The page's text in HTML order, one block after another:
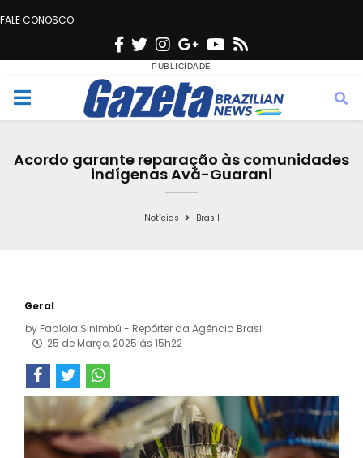
FALE CONOSCO
F
c
e
o
o
T
w
i
t
e
n
s
t
g
r
a
G
o
o
g
e
Y
u
t
b
s
M
Acordo garante reparação às comunidades
indígenas Avá-Guarani
Notícias Brasil
Geral
by Fabíola Sinimbú - Repórter da Agência Brasil
25 de Março, 2025 às 15h22